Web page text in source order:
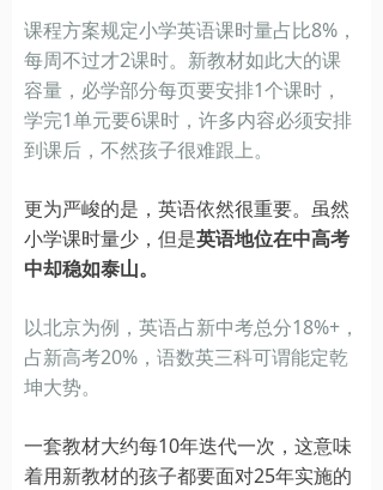
课程方案规定小学英语课时量占比8%，
每周不过才2课时。新教材如此大的课
容量，必学部分每页要安排1个课时，
学完1单元要6课时，许多内容必须安排
到课后，不然孩子很难跟上。
更为严峻的是，英语依然很重要。虽然
小学课时量少，但是英语地位在中高考
中却稳如泰山。
以北京为例，英语占新中考总分18%+，
占新高考20%，语数英三科可谓能定乾
坤大势。
一套教材大约每10年迭代一次，这意味
着用新教材的孩子都要面对25年实施的